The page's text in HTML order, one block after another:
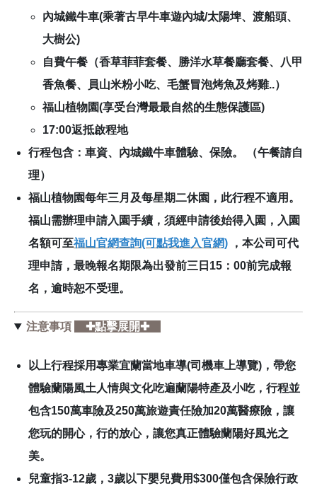
內城鐵牛車(乘著古早牛車遊內城/太陽埤、渡船頭、
大樹公)
自費午餐（香草菲菲套餐、勝洋水草餐廳套餐、八甲
香魚餐、員山米粉小吃、毛蟹冒泡烤魚及烤雞..）
福山植物園(享受台灣最最自然的生態保護區)
17:00返抵啟程地
行程包含： 車資、內城鐵牛車體驗、保險。 （午餐請自
理）
福山植物園每年三月及每星期二休園，此行程不適用。
福山需辦理申請入園手續，須經申請後始得入園，入園
名額可至福山官網查詢(可點我進入官網) ，本公司可代
理申請，最晚報名期限為出發前三日15：00前完成報
名，逾時恕不受理。
注意事項 ✚點擊展開✚
以上行程採用專業宜蘭當地車導(司機車上導覽)，帶您
體驗蘭陽風土人情與文化吃遍蘭陽特產及小吃，行程並
包含150萬車險及250萬旅遊責任險加20萬醫療險，讓
您玩的開心，行的放心，讓您真正體驗蘭陽好風光之
美。
兒童指3-12歲，3歲以下嬰兒費用$300僅包含保險行政